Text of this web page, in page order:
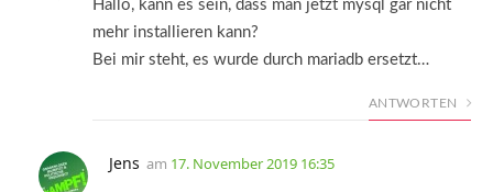
Hallo, kann es sein, dass man jetzt mysql gar nicht
mehr installieren kann?
Bei mir steht, es wurde durch mariadb ersetzt…
ANTWORTEN
Jens am 17. November 2019 16:35